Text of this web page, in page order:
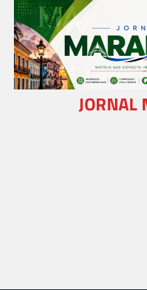
Skip
content
JORNAL